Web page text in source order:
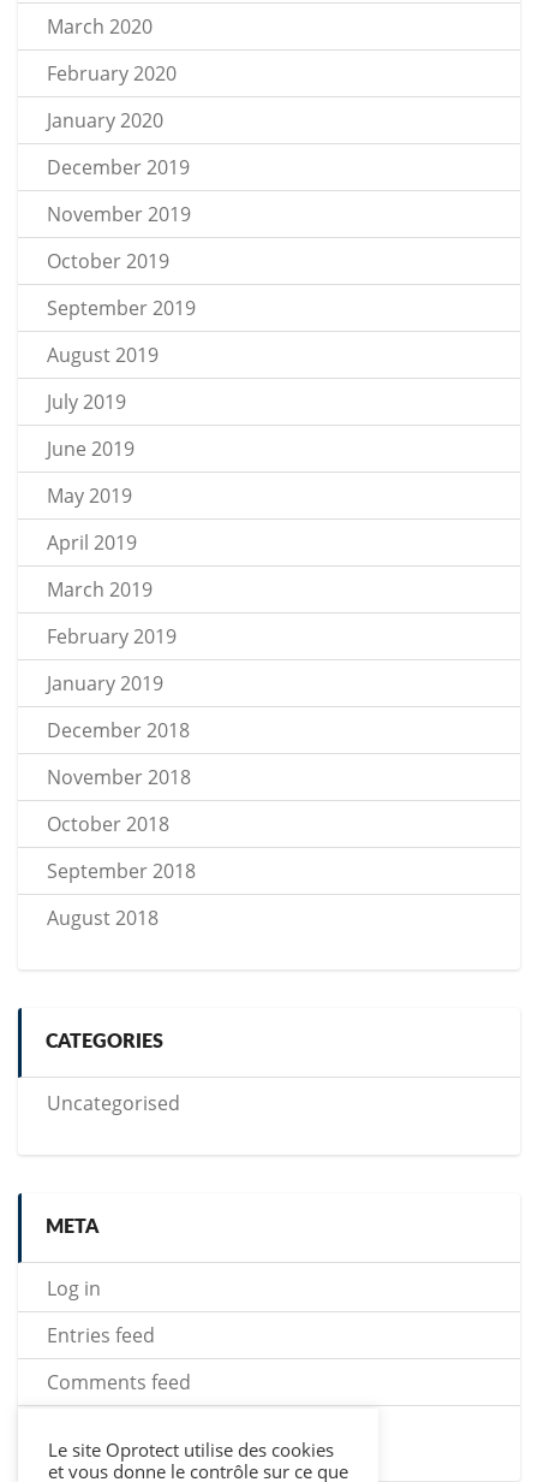
March 2020
February 2020
January 2020
December 2019
November 2019
October 2019
September 2019
August 2019
July 2019
June 2019
May 2019
April 2019
March 2019
February 2019
January 2019
December 2018
November 2018
October 2018
September 2018
August 2018
CATEGORIES
Uncategorised
META
Log in
Entries feed
Comments feed
Le site Oprotect utilise des cookies
et vous donne le contrôle sur ce que